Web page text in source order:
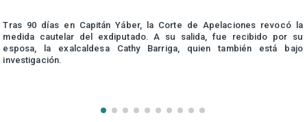
Tras 90 días en Capitán Yáber, la Corte de Apelaciones revocó la
medida cautelar del exdiputado. A su salida, fue recibido por su
esposa, la exalcaldesa Cathy Barriga, quien también está bajo
investigación.